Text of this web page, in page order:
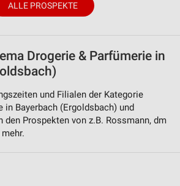
ALLE PROSPEKTE
Drogerie & Parfümerie in
und Filialen der Kategorie
in Bayerbach (Ergoldsbach) und
den Prospekten von z.B. Rossmann, dm